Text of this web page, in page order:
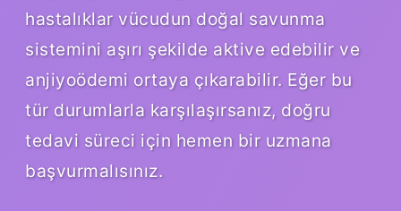
hastalıklar vücudun doğal savunma
sistemini aşırı şekilde aktive edebilir ve
anjiyoödemi ortaya çıkarabilir. Eğer bu
tür durumlarla karşılaşırsanız, doğru
tedavi süreci için hemen bir uzmana
başvurmalısınız.